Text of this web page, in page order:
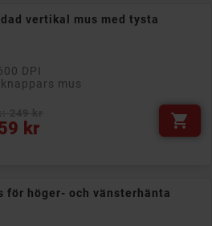
vertikal mus med tysta
DPI
mus
kr 
för höger- och vänsterhänta